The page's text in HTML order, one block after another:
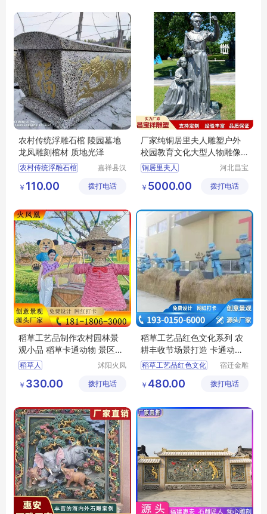
日用百货
大型园林石雕塑像
农村传统浮雕石棺 陵园墓地
龙凤雕刻棺材 质地光泽
农村传统浮雕石棺
嘉祥县汉
限公司
￥ 110.00 拨打电话
厂家纯铜居里夫人雕塑户外
校园教育文化大型人物雕像
外国人物胸像
铜居里夫人
河北昌宝
艺品制造
￥ 5000.00 拨打电话
稻草工艺品制作农村园林景
观小品 稻草卡通动物 景区花
海草编人物
稻草人
沭阳火凤
有限公司
￥ 330.00 拨打电话
稻草工艺品红色文化系列 农
耕丰收节场景打造 卡通动物
大型雕塑
稻草工艺品红色文化
宿迁金雕
公司
￥ 480.00 拨打电话